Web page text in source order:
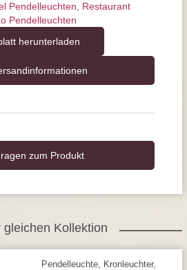
Pendelleuchten
Restaurant
Pendelleuchten
herunterladen
zum Produkt
gleichen Kollektion
Pendelleuchte, Kronleuchter,